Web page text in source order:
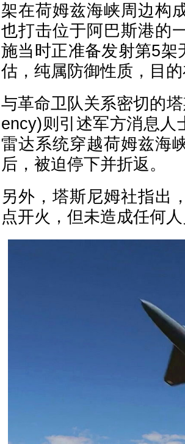
架在荷姆兹海峡周边构
也打击位于阿巴斯港的
施当时正准备发射第5
估，纯属防御性质，目
与革命卫队关系密切的
ency)则引述军方消息人
雷达系统穿越荷姆兹海
后，被迫停下并折返。
另外，塔斯尼姆社指出
点开火，但未造成任何